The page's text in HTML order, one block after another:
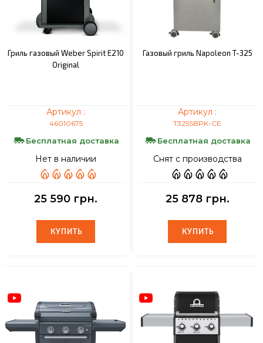
Гриль газовый Weber Spirit E210
Original
Артикул :
46010675
Бесплатная доставка
Нет в наличии
25 590 грн.
КУПИТЬ
КУПИТЬ
Газовый гриль Napoleon T-325
Артикул :
T325SBPK-CE
Бесплатная доставка
Снят с производства
25 878 грн.
КУПИТЬ
КУПИТЬ